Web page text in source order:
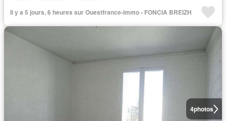
Il y a 5 jours, 6 heures sur Ouestfrance-immo - FONCIA BREIZH
4photos